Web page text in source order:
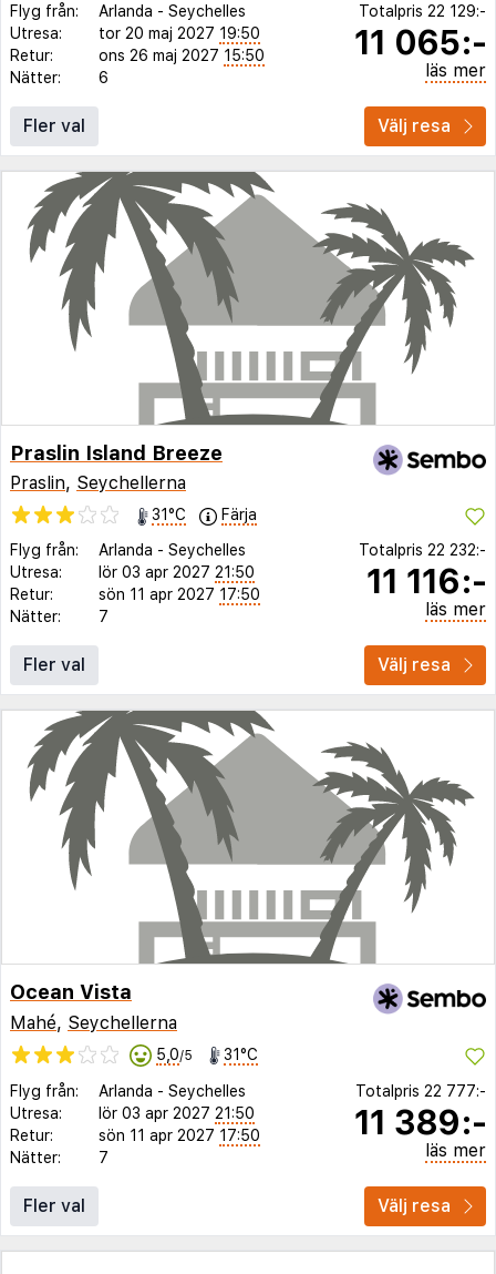
Flyg från: Arlanda - Seychelles
Utresa:
tor 20 maj 2027 19:50
Retur:
ons 26 maj 2027 15:50
Nätter:
6
Totalpris 22 129:-
11 065:-
läs mer
Fler val Välj resa
Praslin Island Breeze
Praslin, Seychellerna
31°C
Färja
Flyg från:
Arlanda - Seychelles
Utresa:
lör 03 apr 2027 21:50
Retur:
sön 11 apr 2027 17:50
Nätter:
7
Totalpris 22 232:-
11 116:-
läs mer
Fler val Välj resa
Ocean Vista
Mahé, Seychellerna
5,0/5 31°C
Flyg från: Arlanda - Seychelles
Utresa:
lör 03 apr 2027 21:50
Retur:
sön 11 apr 2027 17:50
Nätter:
7
Totalpris 22 777:-
11 389:-
läs mer
Fler val Välj resa